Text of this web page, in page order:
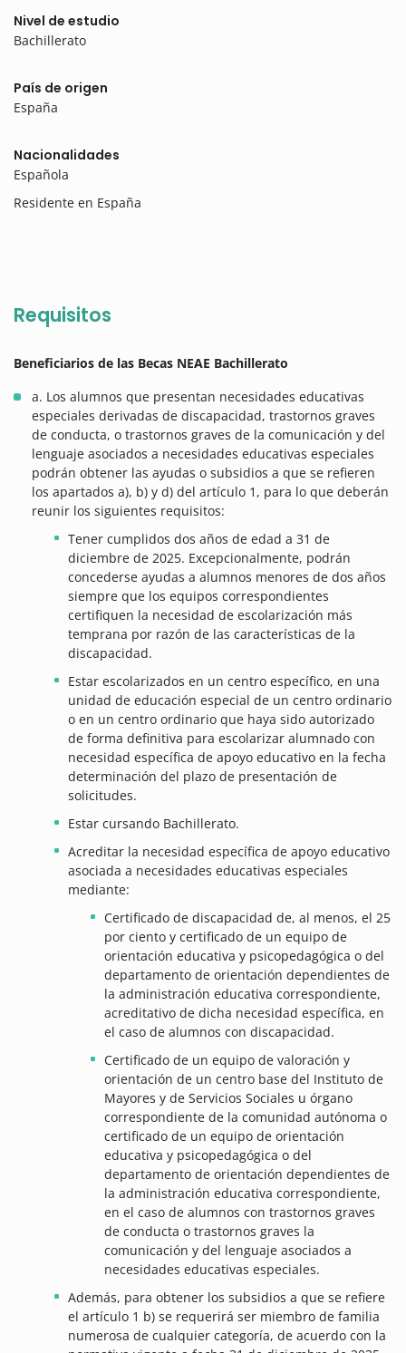
Nivel de estudio
Bachillerato
País de origen
España
Nacionalidades
Española
Residente en España
Requisitos
Beneficiarios de las Becas NEAE Bachillerato
a. Los alumnos que presentan necesidades educativas
especiales derivadas de discapacidad, trastornos graves
de conducta, o trastornos graves de la comunicación y del
lenguaje asociados a necesidades educativas especiales
podrán obtener las ayudas o subsidios a que se refieren
los apartados a), b) y d) del artículo 1, para lo que deberán
reunir los siguientes requisitos:
Tener cumplidos dos años de edad a 31 de
diciembre de 2025. Excepcionalmente, podrán
concederse ayudas a alumnos menores de dos años
siempre que los equipos correspondientes
certifiquen la necesidad de escolarización más
temprana por razón de las características de la
discapacidad.
Estar escolarizados en un centro específico, en una
unidad de educación especial de un centro ordinario
o en un centro ordinario que haya sido autorizado
de forma definitiva para escolarizar alumnado con
necesidad específica de apoyo educativo en la fecha
determinación del plazo de presentación de
solicitudes.
Estar cursando Bachillerato.
Acreditar la necesidad específica de apoyo educativo
asociada a necesidades educativas especiales
mediante:
Certificado de discapacidad de, al menos, el 25
por ciento y certificado de un equipo de
orientación educativa y psicopedagógica o del
departamento de orientación dependientes de
la administración educativa correspondiente,
acreditativo de dicha necesidad específica, en
el caso de alumnos con discapacidad.
Certificado de un equipo de valoración y
orientación de un centro base del Instituto de
Mayores y de Servicios Sociales u órgano
correspondiente de la comunidad autónoma o
certificado de un equipo de orientación
educativa y psicopedagógica o del
departamento de orientación dependientes de
la administración educativa correspondiente,
en el caso de alumnos con trastornos graves
de conducta o trastornos graves la
comunicación y del lenguaje asociados a
necesidades educativas especiales.
Además, para obtener los subsidios a que se refiere
el artículo 1 b) se requerirá ser miembro de familia
numerosa de cualquier categoría, de acuerdo con la